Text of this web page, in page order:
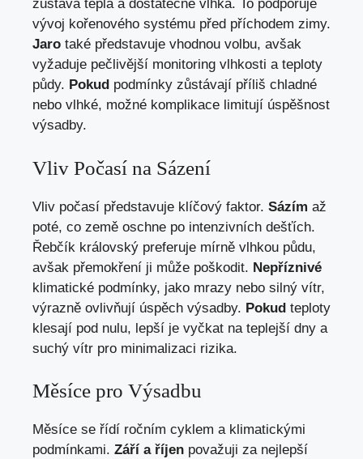
zůstává teplá a dostatečně vlhká. To podporuje
vývoj kořenového systému před příchodem zimy.
Jaro také představuje vhodnou volbu, avšak
vyžaduje pečlivější monitoring vlhkosti a teploty
půdy. Pokud podmínky zůstávají příliš chladné
nebo vlhké, možné komplikace limitují úspěšnost
výsadby.
Vliv Počasí na Sázení
Vliv počasí představuje klíčový faktor. Sázím až
poté, co země oschne po intenzivních dešťích.
Řebčík královský preferuje mírně vlhkou půdu,
avšak přemokření ji může poškodit. Nepříznivé
klimatické podmínky, jako mrazy nebo silný vítr,
výrazně ovlivňují úspěch výsadby. Pokud teploty
klesají pod nulu, lepší je vyčkat na teplejší dny a
suchý vítr pro minimalizaci rizika.
Měsíce pro Výsadbu
Měsíce se řídí ročním cyklem a klimatickými
podmínkami. Září a říjen považuji za nejlepší